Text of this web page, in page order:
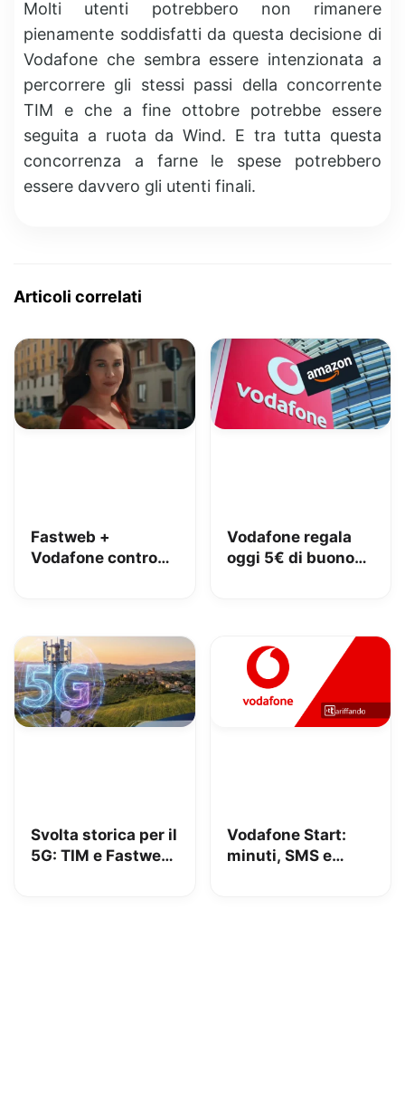
Molti utenti potrebbero non rimanere
pienamente soddisfatti da questa decisione di
Vodafone che sembra essere intenzionata a
percorrere gli stessi passi della concorrente
TIM e che a fine ottobre potrebbe essere
seguita a ruota da Wind. E tra tutta questa
concorrenza a farne le spese potrebbero
essere davvero gli utenti finali.
Articoli correlati
Fastweb +
Vodafone contro
Vodafone regala
oggi 5€ di buono
Svolta storica per il
5G: TIM e Fastweb
Vodafone Start:
minuti, SMS e